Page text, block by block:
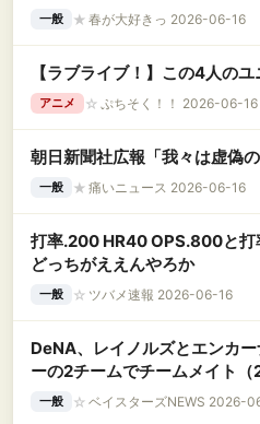
一般 ★ 春が大好きっ 2026-06-16
【ラブライブ！】この4人の
アニメ ☆ ぷちそく！！ 2026-06-16
朝日新聞社広報「我々は虚偽
一般 ★ 痛いニュース 2026-06-16
打率.200 HR40 OPS.800と
どっちがええんやろか
一般 ☆ ツバメ速報 2026-06-16
DeNA、レイノルズとエンカ
ーの2チームでチームメイト（
一般 ☆ ベイスターズNEWS 2026-